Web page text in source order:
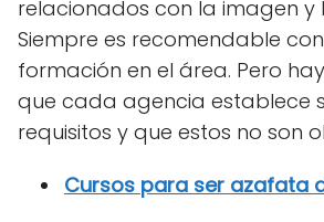
relacionados con la imagen y
Siempre es recomendable
formación en el área. Pero
que cada agencia establece
requisitos y que estos no son
Cursos para ser azafata